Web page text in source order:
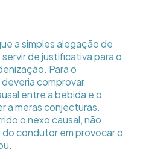
a simples alegação de
de justificativa para o
Para o
comprovar
entre a bebida e o
a meras conjecturas.
o nexo causal, não
condutor em provocar o